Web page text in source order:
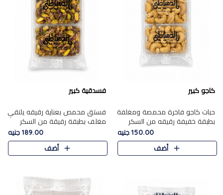
كاجو كبير
حبات كاجو فاخرة محمصة ومغلفة
بطبقة خفيفة رقيقه من السكر
المكرمل، تجمع بين توازن النعومة
زبدية غنية فاخرة والقرمشة
المرضية في حلوى شرقية بطاب..
150.00 جنيه
أضف
فسدقية كبير
فستق محمص بعناية رقيقه يلتقي
مغلف بطبقة رقيقة من السكر
المكرمل، ليقدم مذاقًا فاخرًا حلوي
شرقية فاخرة ونكهة غنية ناتي تميز
كل قطعة و قوام هش
189.00 جنيه
أضف